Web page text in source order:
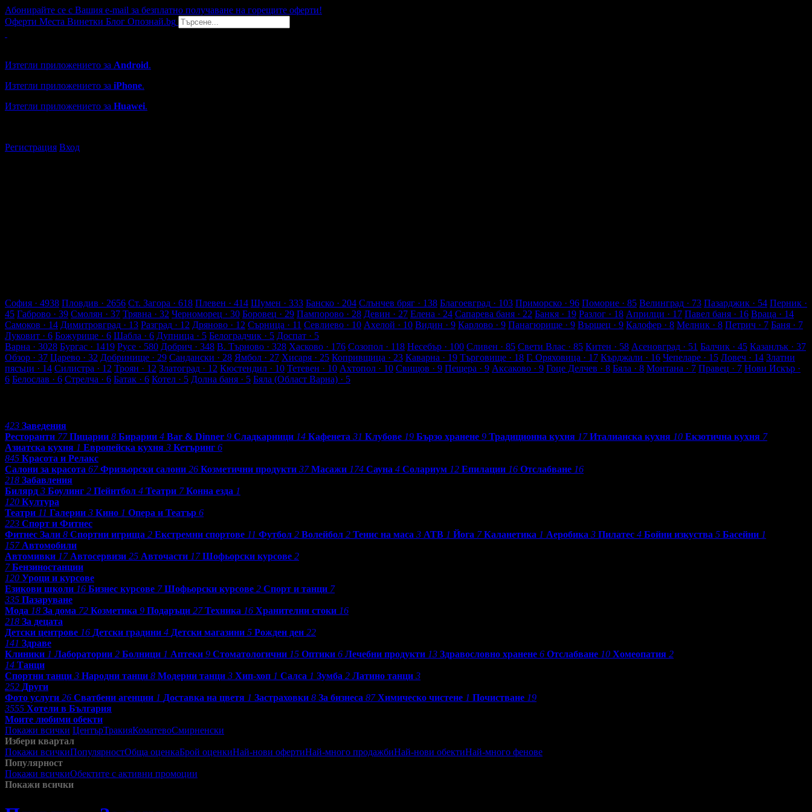
Абонирайте се с Вашия e-mail за безплатно получаване на горещите оферти!
Оферти Места Винетки Блог Опознай.bg
Изтегли приложението за Android.
Изтегли приложението за iPhone.
Изтегли приложението за Huawei.
Регистрация Вход
София · 4938 Пловдив · 2656 Ст. Загора · 618 Плевен · 414 Шумен · 333 Банско · 204 Слънчев бряг · 138 Благоевград · 103 Приморско · 96 Поморие · 85 Велинград · 73 Пазарджик · 54 Перник ·
45 Габрово · 39 Смолян · 37 Трявна · 32 Черноморец · 30 Боровец · 29 Пампорово · 28 Девин · 27 Елена · 24 Сапарева баня · 22 Банкя · 19 Разлог · 18 Априлци · 17 Павел баня · 16 Враца · 14
Самоков · 14 Димитровград · 13 Разград · 12 Дряново · 12 Сърница · 11 Севлиево · 10 Ахелой · 10 Видин · 9 Карлово · 9 Панагюрище · 9 Вършец · 9 Калофер · 8 Мелник · 8 Петрич · 7 Баня · 7
Луковит · 6 Божурище · 6 Шабла · 6 Дупница · 5 Белоградчик · 5 Доспат · 5
Варна · 3028 Бургас · 1419 Русе · 580 Добрич · 348 В. Търново · 328 Хасково · 176 Созопол · 118 Несебър · 100 Сливен · 85 Свети Влас · 85 Китен · 58 Асеновград · 51 Балчик · 45 Казанлък · 37
Обзор · 37 Царево · 32 Добринище · 29 Сандански · 28 Ямбол · 27 Хисаря · 25 Копривщица · 23 Каварна · 19 Търговище · 18 Г. Оряховица · 17 Кърджали · 16 Чепеларе · 15 Ловеч · 14 Златни
пясъци · 14 Силистра · 12 Троян · 12 Златоград · 12 Кюстендил · 10 Тетевен · 10 Ахтопол · 10 Свищов · 9 Пещера · 9 Аксаково · 9 Гоце Делчев · 8 Бяла · 8 Монтана · 7 Правец · 7 Нови Искър ·
6 Белослав · 6 Стрелча · 6 Батак · 6 Котел · 5 Долна баня · 5 Бяла (Област Варна) · 5
423 Заведения
Ресторанти 77 Пицарии 8 Бирарии 4 Bar & Dinner 9 Сладкарници 14 Кафенета 31 Клубове 19 Бързо хранене 9 Традиционна кухня 17 Италианска кухня 10 Екзотична кухня 7
Азиатска кухня 1 Европейска кухня 3 Кетъринг 6
845 Красота и Релакс
Салони за красота 67 Фризьорски салони 26 Козметични продукти 37 Масажи 174 Сауна 4 Солариум 12 Епилации 16 Отслабване 16
218 Забавления
Билярд 3 Боулинг 2 Пейнтбол 4 Театри 7 Конна езда 1
120 Култура
Театри 11 Галерии 3 Кино 1 Опера и Театър 6
223 Спорт и Фитнес
Фитнес Зали 8 Спортни игрища 2 Екстремни спортове 11 Футбол 2 Волейбол 2 Тенис на маса 3 АТВ 1 Йога 7 Каланетика 1 Аеробика 3 Пилатес 4 Бойни изкуства 5 Басейни 1
157 Автомобили
Автомивки 17 Автосервизи 25 Авточасти 17 Шофьорски курсове 2
7 Бензиностанции
120 Уроци и курсове
Езикови школи 16 Бизнес курсове 7 Шофьорски курсове 2 Спорт и танци 7
335 Пазаруване
Мода 18 За дома 72 Козметика 9 Подаръци 27 Техника 16 Хранителни стоки 16
218 За децата
Детски центрове 16 Детски градини 4 Детски магазини 5 Рожден ден 22
141 Здраве
Клиники 1 Лаборатории 2 Болници 1 Аптеки 9 Стоматологични 15 Оптики 6 Лечебни продукти 13 Здравословно хранене 6 Отслабване 10 Хомеопатия 2
14 Танци
Спортни танци 3 Народни танци 8 Модерни танци 3 Хип-хоп 1 Салса 1 Зумба 2 Латино танци 3
252 Други
Фото услуги 26 Сватбени агенции 1 Доставка на цветя 1 Застраховки 8 За бизнеса 87 Химическо чистене 1 Почистване 19
3555 Хотели в България
Моите любими обекти
Покажи всички ЦентърТракияКоматевоСмирненски
Избери квартал
Покажи всичкиПопулярностОбща оценкаБрой оценкиНай-нови офертиНай-много продажбиНай-нови обектиНай-много фенове
Популярност
Покажи всичкиОбектите с активни промоции
Покажи всички